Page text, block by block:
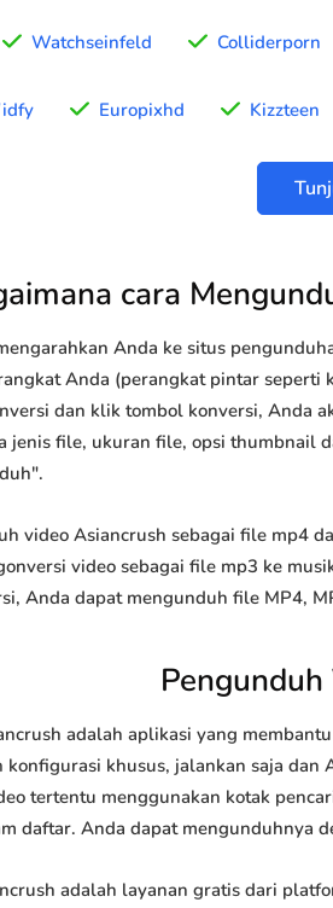
Watchseinfeld Colliderporn
Europixhd Kizzteen
cara
Anda ke situs
Anda (perangkat pintar
dan klik tombol konversi, Anda
jenis file, ukuran file, opsi thumbnail
video Asiancrush sebagai file mp4
video sebagai file mp3 ke
Anda dapat mengunduh file MP4,
adalah aplikasi yang
khusus, jalankan saja
tertentu menggunakan kotak
daftar. Anda dapat mengunduhnya
adalah layanan gratis dari